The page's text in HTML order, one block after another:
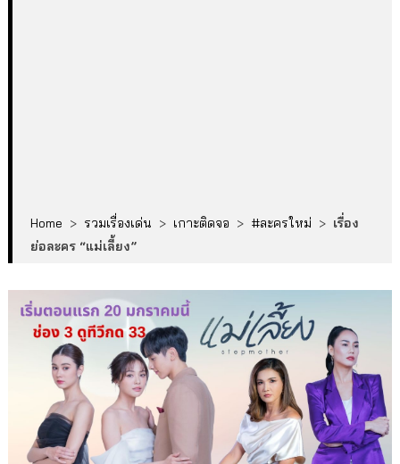
Home > รวมเรื่องเด่น > เกาะติดจอ > #ละครใหม่ > เรื่อง
ย่อละคร “แม่เลี้ยง”